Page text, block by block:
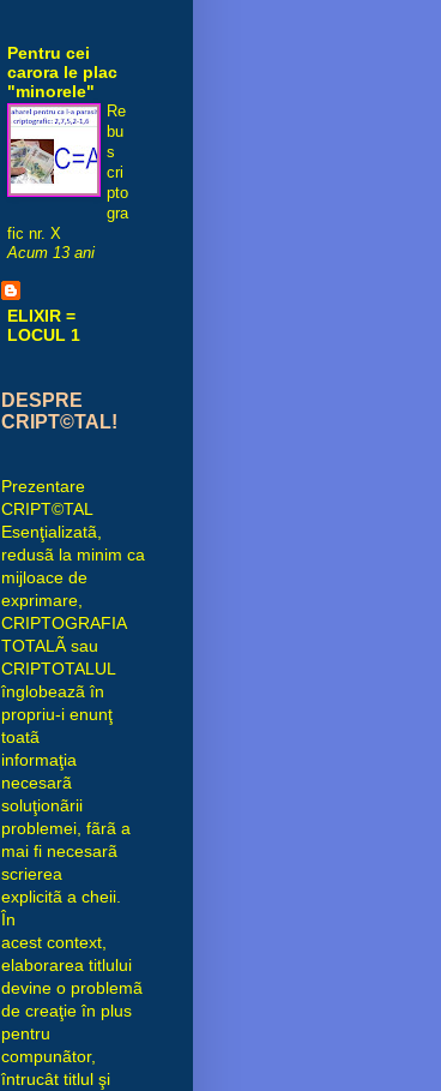
Pentru cei
carora le plac
"minorele"
Re
bu
s
cri
pto
gra
fic nr. X
Acum 13 ani
ELIXIR =
LOCUL 1
DESPRE
CRIPT©TAL!
Prezentare
CRIPT©TAL
Esenţializatã,
redusã la minim ca
mijloace de
exprimare,
CRIPTOGRAFIA
TOTALÃ sau
CRIPTOTALUL
înglobeazã în
propriu-i enunţ
toatã
informaţia
necesarã
soluţionãrii
problemei, fãrã a
mai fi necesarã
scrierea
explicitã a cheii.
În
acest context,
elaborarea titlului
devine o problemã
de creaţie în plus
pentru
compunãtor,
întrucât titlul şi